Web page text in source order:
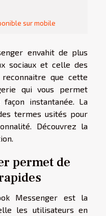
sur mobile
envahit de plus
sociaux et celle des
que cette
qui vous permet
façon instantanée. La
termes usités pour
Découvrez la
permet de
Messenger est la
les utilisateurs en